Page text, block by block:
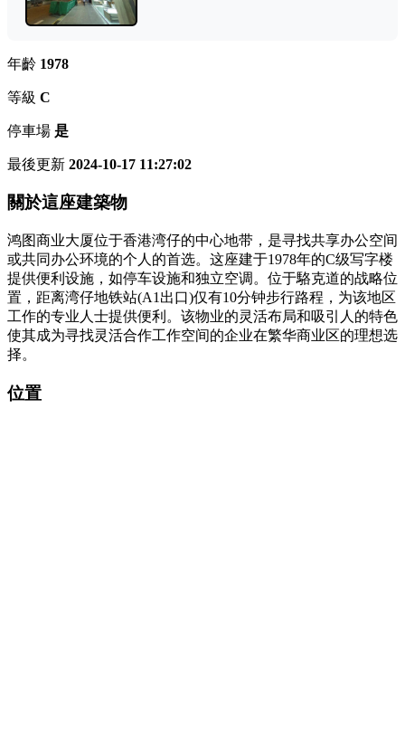
年齡 1978
等級 C
停車場 是
最後更新 2024-10-17 11:27:02
關於這座建築物
鸿图商业大厦位于香港湾仔的中心地带，是寻找共享办公空间
或共同办公环境的个人的首选。这座建于1978年的C级写字楼
提供便利设施，如停车设施和独立空调。位于駱克道的战略位
置，距离湾仔地铁站(A1出口)仅有10分钟步行路程，为该地区
工作的专业人士提供便利。该物业的灵活布局和吸引人的特色
使其成为寻找灵活合作工作空间的企业在繁华商业区的理想选
择。
位置